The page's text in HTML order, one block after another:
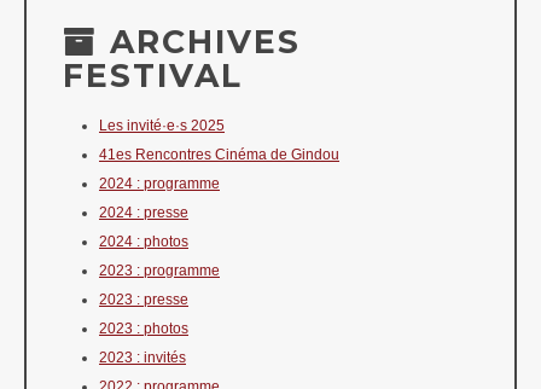
ARCHIVES
FESTIVAL
Les invité·e·s 2025
41es Rencontres Cinéma de Gindou
2024 : programme
2024 : presse
2024 : photos
2023 : programme
2023 : presse
2023 : photos
2023 : invités